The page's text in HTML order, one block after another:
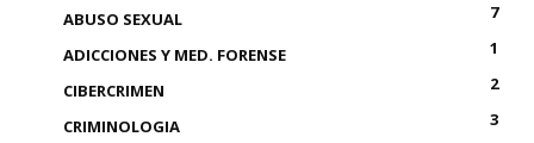
ABUSO SEXUAL
7
ADICCIONES Y MED. FORENSE
1
CIBERCRIMEN
2
CRIMINOLOGIA
3